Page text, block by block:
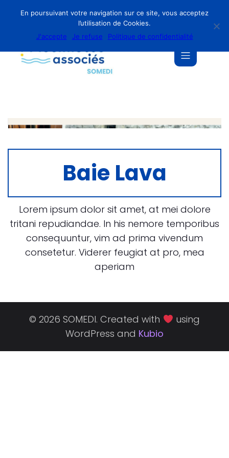
Baie Lava
Lorem ipsum dolor sit amet, at mei dolore
tritani repudiandae. In his nemore temporibus
consequuntur, vim ad prima vivendum
consetetur. Viderer feugiat at pro, mea
aperiam
© 2026 SOMEDI. Created with
using
WordPress and Kubio
En poursuivant votre navigation sur ce site, vous acceptez
l’utilisation de Cookies.
J'accepte
Je refuse Politique de confidentialité